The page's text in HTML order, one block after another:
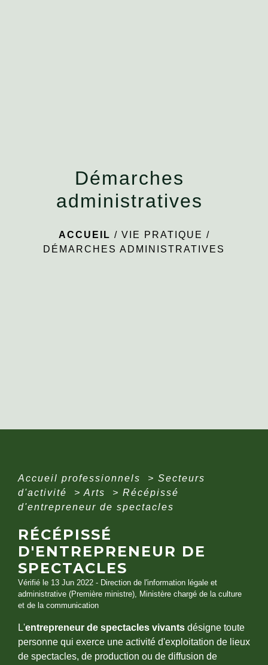
Démarches
administratives
ACCUEIL / VIE PRATIQUE /
DÉMARCHES ADMINISTRATIVES
Accueil professionnels > Secteurs
d'activité
> Arts > Récépissé
d'entrepreneur de spectacles
RÉCÉPISSÉ
D'ENTREPRENEUR DE
SPECTACLES
Vérifié le 13 Jun 2022 - Direction de l'information légale et
administrative (Première ministre), Ministère chargé de la culture
et de la communication
L'entrepreneur de spectacles vivants désigne toute
personne qui exerce une activité d'exploitation de lieux
de spectacles, de production ou de diffusion de